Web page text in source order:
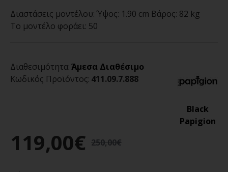
Διαστάσεις μοντέλου: Ύψος: 1.90 cm Βάρος: 82 kg
Το μοντέλο φοράει: 50
119,00€ 250,00€
Διαθεσιμότητα:Άμεσα Διαθέσιμο
Κωδικός Προϊόντος: 411.09.7.888
Black
Papigion